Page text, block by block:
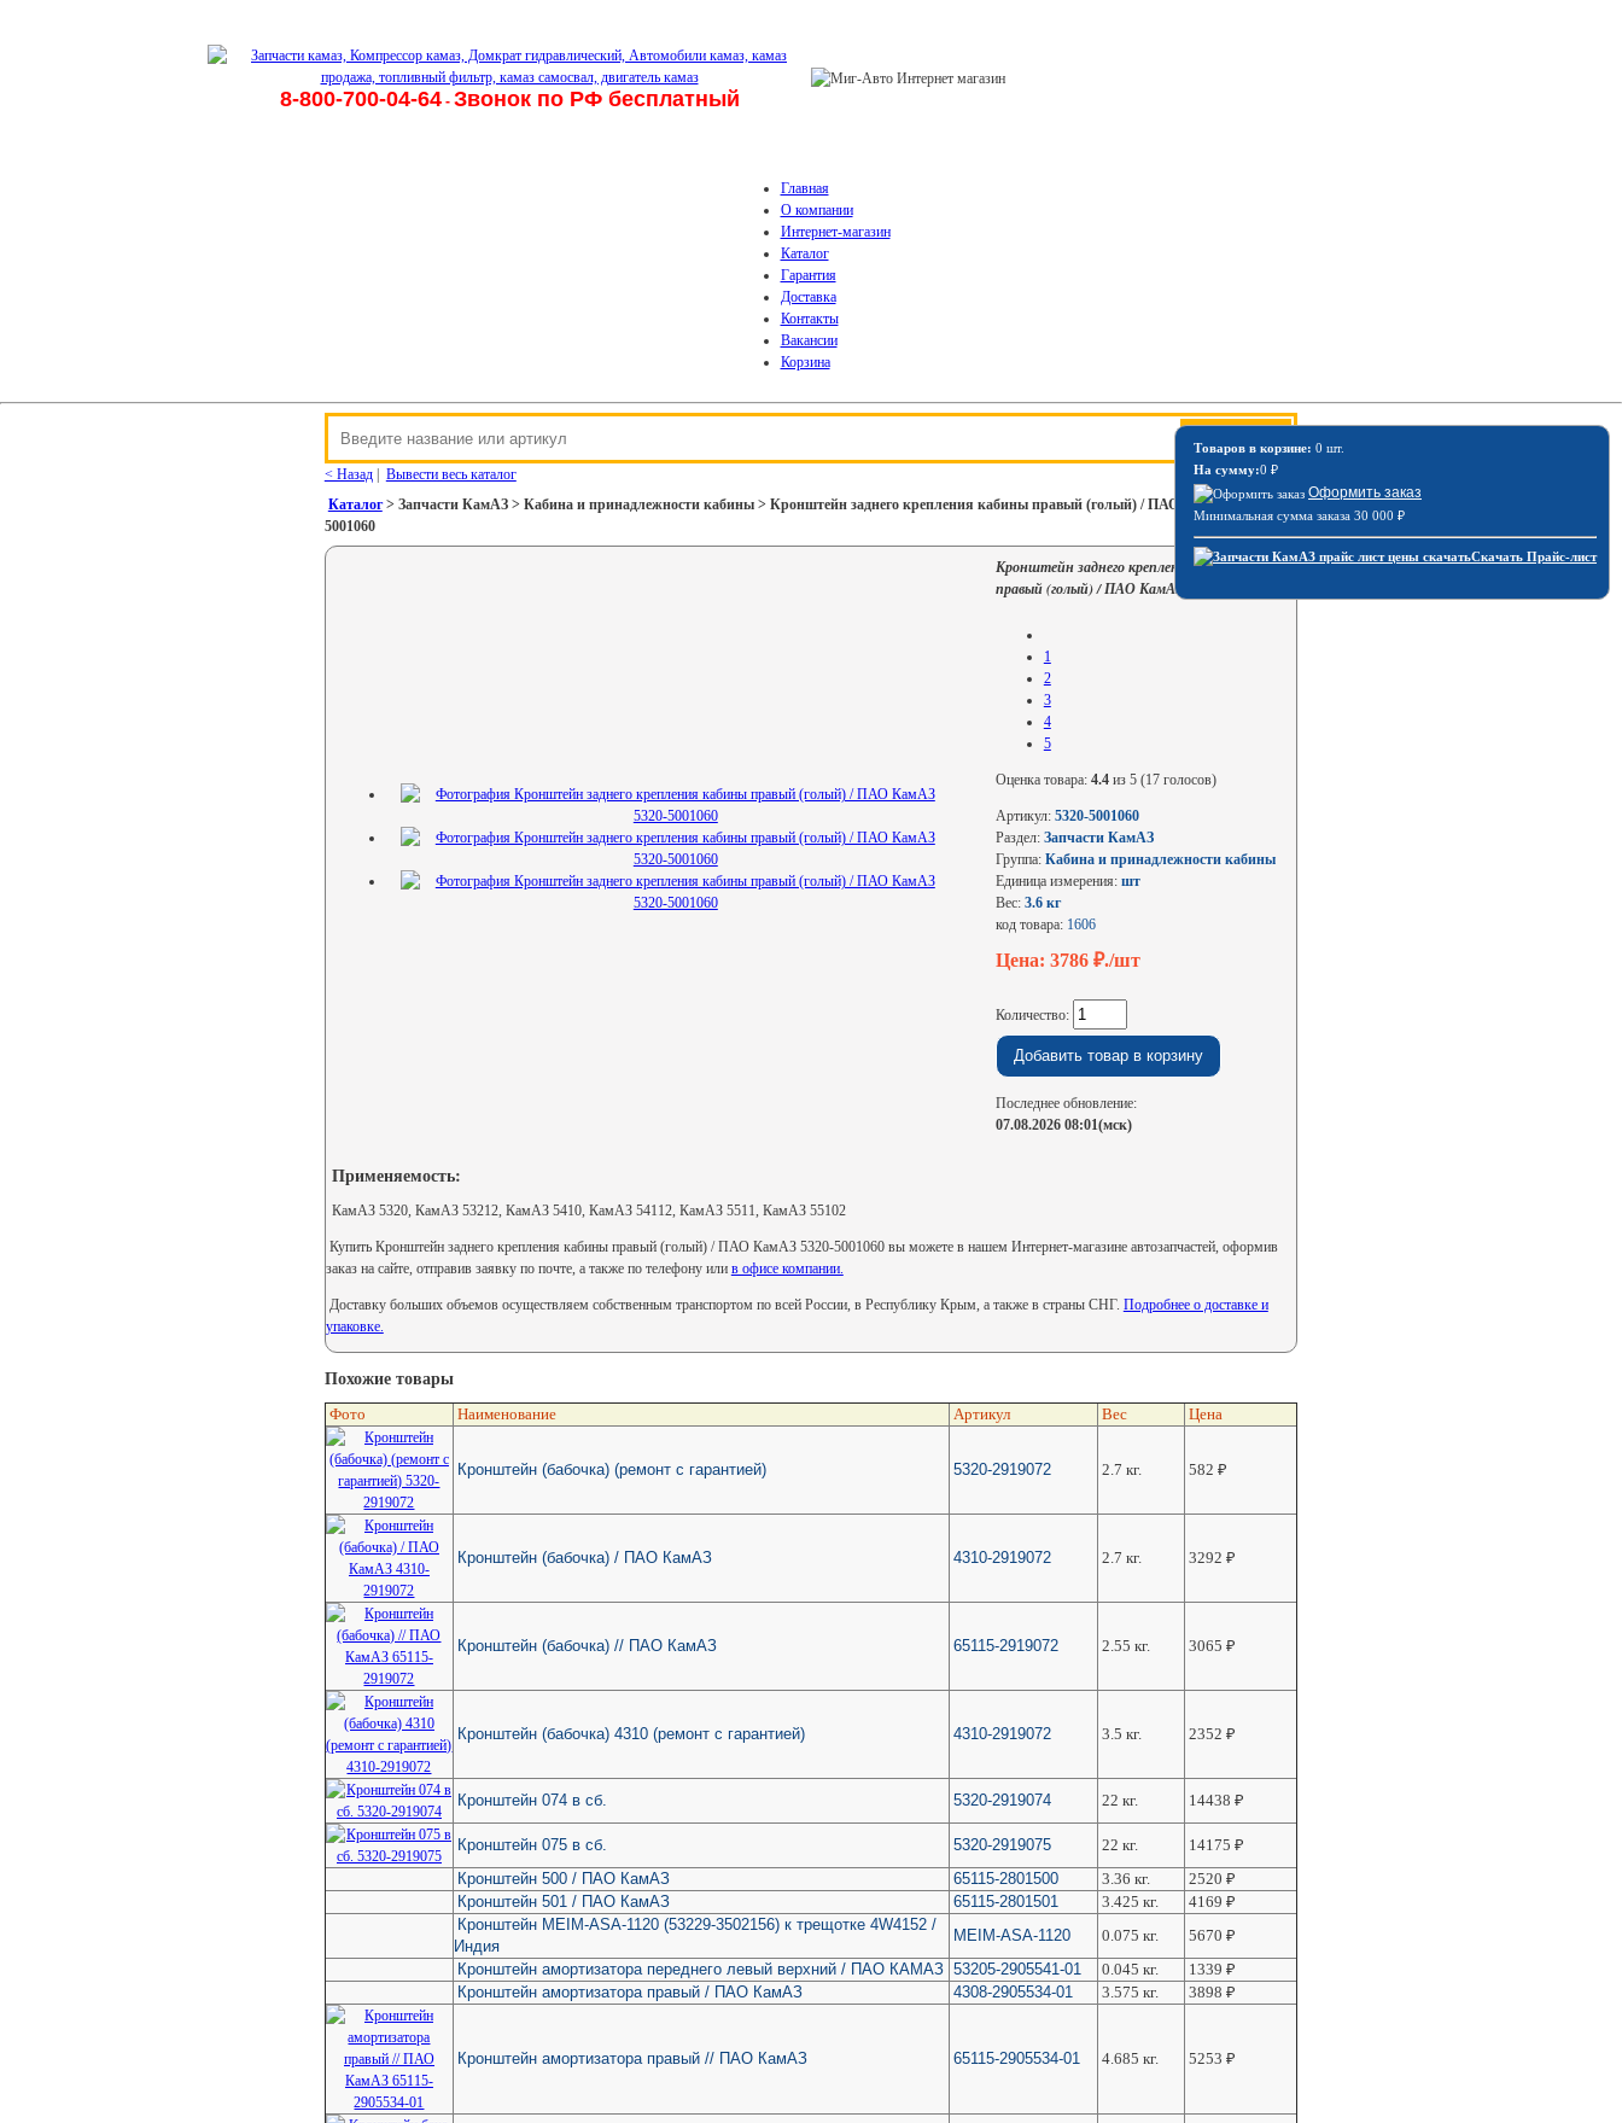
8-800-700-04-64- Звонок по РФ бесплатный
Главная
О компании
Интернет-магазин
Каталог
Гарантия
Доставка
Контакты
Вакансии
Корзина
Товаров в корзине: 0 шт.
На сумму:0 ₽
Оформить заказ
Минимальная сумма заказа 30 000 ₽
Скачать Прайс-лист
< Назад| Вывести весь каталог
Каталог> Запчасти КамАЗ > Кабина и принадлежности кабины > Кронштейн заднего крепления кабины правый (голый) / ПАО КамАЗ 5320-
5001060
Кронштейн заднего крепления кабины
правый (голый) / ПАО КамАЗ 5320-5001060
1
2
3
4
5
Оценка товара: 4.4из 5 (17 голосов)
Артикул: 5320-5001060
Раздел: Запчасти КамАЗ
Группа: Кабина и принадлежности кабины
Единица измерения: шт
Вес: 3.6 кг
код товара: 1606
Цена: 3786 ₽./шт
Количество:
Последнее обновление:
07.08.2026 08:01(мск)
Применяемость:
КамАЗ 5320, КамАЗ 53212, КамАЗ 5410, КамАЗ 54112, КамАЗ 5511, КамАЗ 55102
Купить Кронштейн заднего крепления кабины правый (голый) / ПАО КамАЗ 5320-5001060 вы можете в нашем Интернет-магазине автозапчастей, оформив
заказ на сайте, отправив заявку по почте, а также по телефону или в офисе компании.
Доставку больших объемов осуществляем собственным транспортом по всей России, в Республику Крым, а также в страны СНГ. Подробнее о доставке и
упаковке.
Похожие товары
Фото Наименование Артикул Вес Цена
Кронштейн (бабочка) (ремонт с гарантией) 5320-2919072 2.7 кг. 582 ₽
Кронштейн (бабочка) / ПАО КамАЗ 4310-2919072 2.7 кг. 3292 ₽
Кронштейн (бабочка) // ПАО КамАЗ 65115-2919072 2.55 кг. 3065 ₽
Кронштейн (бабочка) 4310 (ремонт с гарантией) 4310-2919072 3.5 кг. 2352 ₽
Кронштейн 074 в сб. 5320-2919074 22 кг. 14438 ₽
Кронштейн 075 в сб. 5320-2919075 22 кг. 14175 ₽
Кронштейн 500 / ПАО КамАЗ
65115-2801500 3.36 кг. 2520 ₽
Кронштейн 501 / ПАО КамАЗ
65115-2801501 3.425 кг. 4169 ₽
Кронштейн MEIM-ASA-1120 (53229-3502156) к трещотке 4W4152 /
Индия
MEIM-ASA-1120 0.075 кг. 5670 ₽
Кронштейн амортизатора переднего левый верхний / ПАО КАМАЗ 53205-2905541-01 0.045 кг. 1339 ₽
Кронштейн амортизатора правый / ПАО КамАЗ
4308-2905534-01 3.575 кг. 3898 ₽
Кронштейн амортизатора правый // ПАО КамАЗ 65115-2905534-01 4.685 кг. 5253 ₽